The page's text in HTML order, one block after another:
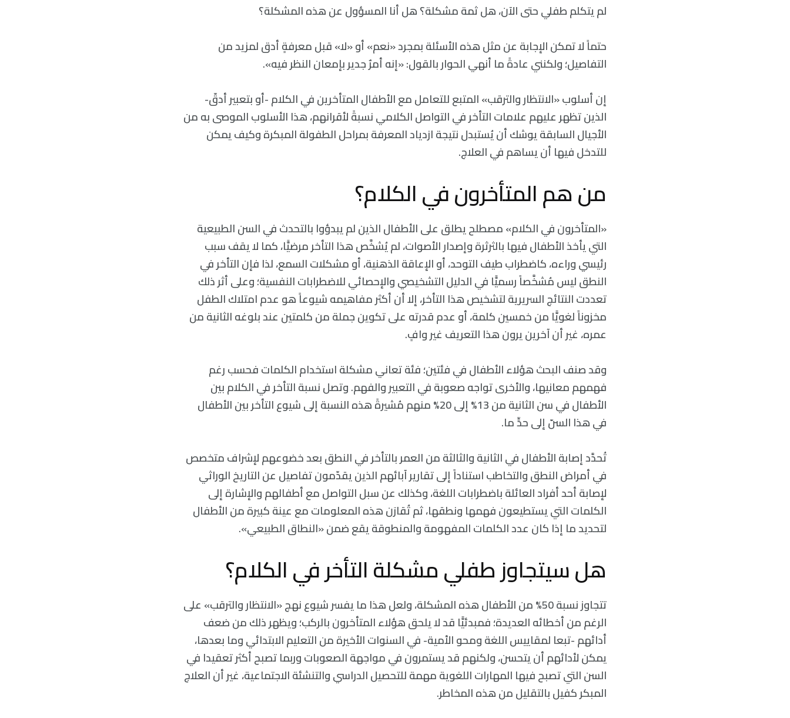
لم يتكلم طفلي حتى الآن، هل ثمة مشكلة؟ هل أنا المسؤول عن هذه المشكلة؟
حتماً لا تمكن الإجابة عن مثل هذه الأسئلة بمجرد «نعم» أو «لا» قبل معرفةٍ أدق لمزيد من
التفاصيل؛ ولكنني عادةً ما أنهي الحوار بالقول: «إنه أمرٌ جدير بإمعان النظر فيه».
إن أسلوب «الانتظار والترقب» المتبع للتعامل مع الأطفال المتأخرين في الكلام -أو بتعبير أدقّ-
الذين تظهر عليهم علامات التأخر في التواصل الكلامي نسبةً لأقرانهم، هذا الأسلوب الموصى به من
الأجيال السابقة يوشك أن يُستبدل نتيجة ازدياد المعرفة بمراحل الطفولة المبكرة وكيف يمكن
للتدخل فيها أن يساهم في العلاج.
من هم المتأخرون في الكلام؟
«المتأخرون في الكلام» مصطلح يطلق على الأطفال الذين لم يبدؤوا بالتحدث في السن الطبيعية
التي يأخذ الأطفال فيها بالثرثرة وإصدار الأصوات، لم يُشخَّص هذا التأخر مرضيًّا، كما لا يقف سبب
رئيسي وراءه، كاضطراب طيف التوحد، أو الإعاقة الذهنية، أو مشكلات السمع، لذا فإن التأخر في
النطق ليس مُشخَّصاً رسميًّا في الدليل التشخيصي والإحصائي للاضطرابات النفسية؛ وعلى أثر ذلك
تعددت النتائج السريرية لتشخيص هذا التأخر، إلا أن أكثر مفاهيمه شيوعاً هو عدم امتلاك الطفل
مخزوناً لغويًّا من خمسين كلمة، أو عدم قدرته على تكوين جملة من كلمتين عند بلوغه الثانية من
عمره، غير أن آخرين يرون هذا التعريف غير وافٍ.
وقد صنف البحث هؤلاء الأطفال في فئتين؛ فئة تعاني مشكلة استخدام الكلمات فحسب رغم
فهمهم معانيها، والأخرى تواجه صعوبة في التعبير والفهم. وتصل نسبة التأخر في الكلام بين
الأطفال في سن الثانية من 13% إلى 20% منهم مُشيرةً هذه النسبة إلى شيوع التأخر بين الأطفال
في هذا السنّ إلى حدٍّ ما.
تُحدَّد إصابة الأطفال في الثانية والثالثة من العمر بالتأخر في النطق بعد خضوعهم لإشراف متخصص
في أمراض النطق والتخاطب استناداً إلى تقارير آبائهم الذين يقدّمون تفاصيل عن التاريخ الوراثي
لإصابة أحد أفراد العائلة باضطرابات اللغة، وكذلك عن سبل التواصل مع أطفالهم والإشارة إلى
الكلمات التي يستطيعون فهمها ونطقها، ثم تُقارَن هذه المعلومات مع عينة كبيرة من الأطفال
لتحديد ما إذا كان عدد الكلمات المفهومة والمنطوقة يقع ضمن «النطاق الطبيعي».
هل سيتجاوز طفلي مشكلة التأخر في الكلام؟
تتجاوز نسبة 50% من الأطفال هذه المشكلة، ولعل هذا ما يفسر شيوع نهج «الانتظار والترقب» على
الرغم من أخطائه العديدة؛ فمبدئيًّا قد لا يلحق هؤلاء المتأخرون بالركب؛ ويظهر ذلك من ضعف
أدائهم -تبعا لمقاييس اللغة ومحو الأمية- في السنوات الأخيرة من التعليم الابتدائي وما بعدها،
يمكن لأدائهم أن يتحسن، ولكنهم قد يستمرون في مواجهة الصعوبات وربما تصبح أكثر تعقيدا في
السن التي تصبح فيها المهارات اللغوية مهمة للتحصيل الدراسي والتنشئة الاجتماعية، غير أن العلاج
المبكر كفيل بالتقليل من هذه المخاطر.